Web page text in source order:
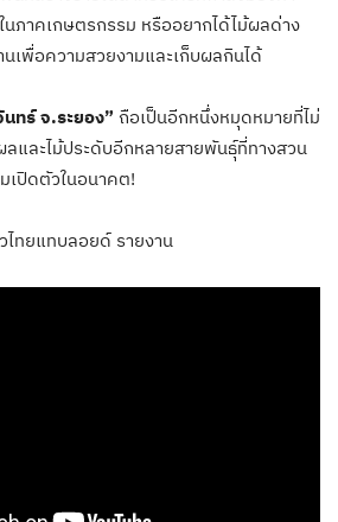
นภาคเกษตรกรรม หรืออยากได้ไม้ผลด่าง
เพื่อความสวยงามและเก็บผลกินได้
ทร์ จ.ระยอง” ถือเป็นอีกหนึ่งหมุดหมายที่ไม่
ลและไม้ประดับอีกหลายสายพันธุ์ที่ทางสวน
เปิดตัวในอนาคต!​
ไทยแทบลอยด์ รายงาน